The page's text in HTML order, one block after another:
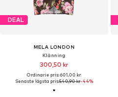
DEAL
MELA LONDON
Klänning
300,50 kr
Ordinarie pris: 601,00 kr
Senaste lägsta pris:540,90 kr-44%